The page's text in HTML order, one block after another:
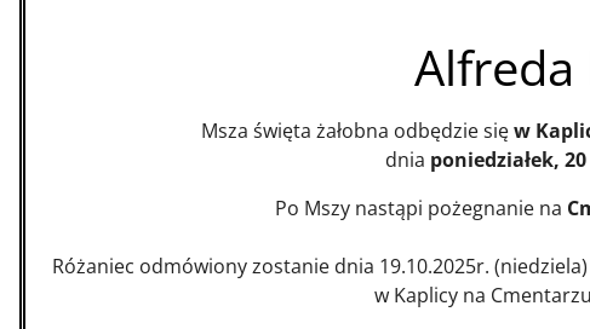
Alfreda
Msza święta żałobna odbędzie sięw
dnia poniedziałek,
Po Mszy nastąpi pożegnanie na
Różaniec odmówiony zostanie dnia 19.10.2025r.
w Kaplicy na